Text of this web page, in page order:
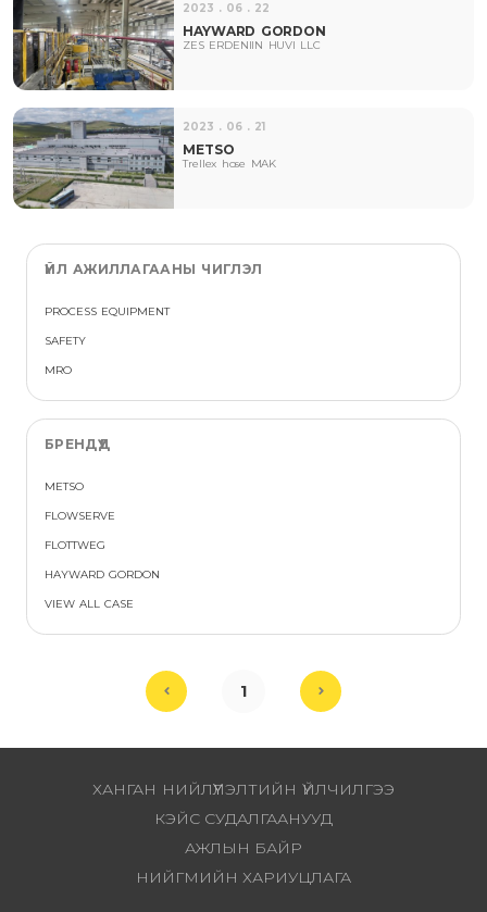
2023 . 06 . 22
HAYWARD GORDON
ZES ERDENIIN HUVI LLC
2023 . 06 . 21
METSO
Trellex hose MAK
ҮЙЛ АЖИЛЛАГААНЫ ЧИГЛЭЛ
PROCESS EQUIPMENT
SAFETY
MRO
БРЕНДҮҮД
METSO
FLOWSERVE
FLOTTWEG
HAYWARD GORDON
VIEW ALL CASE
1
ХАНГАН НИЙЛҮҮЛЭЛТИЙН ҮЙЛЧИЛГЭЭ
КЭЙС СУДАЛГААНУУД
АЖЛЫН БАЙР
НИЙГМИЙН ХАРИУЦЛАГА